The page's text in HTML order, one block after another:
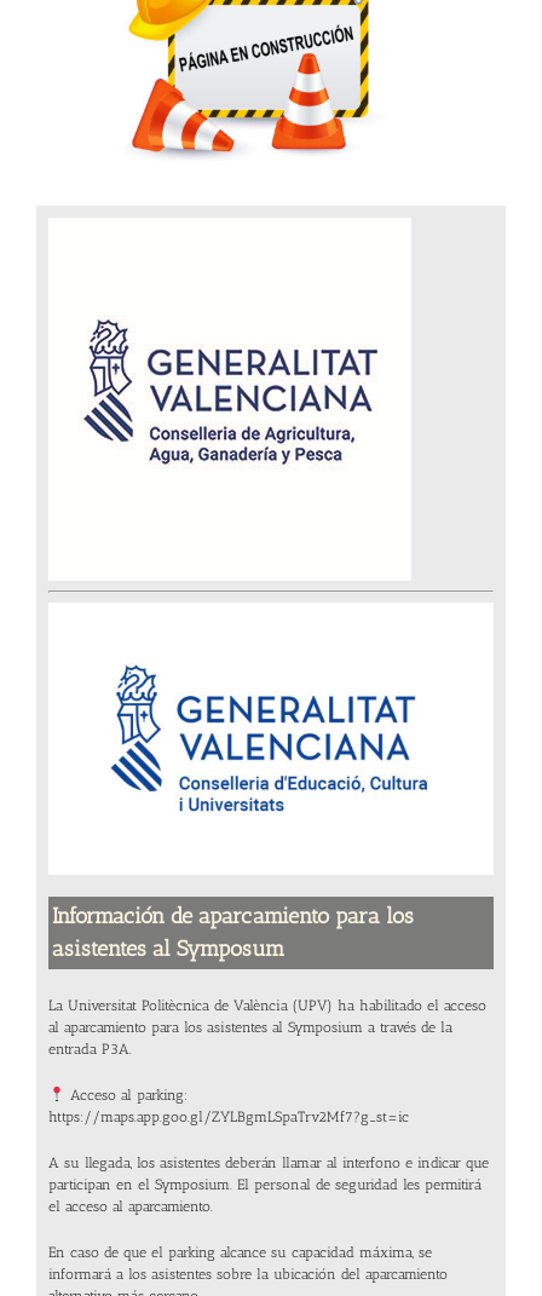
WooCommerce Cart
Información de aparcamiento para los
asistentes al Symposum
La Universitat Politècnica de València (UPV) ha habilitado el acceso
al aparcamiento para los asistentes al Symposium a través de la
entrada P3A.
Acceso al parking:
https://maps.app.goo.gl/ZYLBgmLSpaTrv2Mf7?g_st=ic
A su llegada, los asistentes deberán llamar al interfono e indicar que
participan en el Symposium. El personal de seguridad les permitirá
el acceso al aparcamiento.
En caso de que el parking alcance su capacidad máxima, se
informará a los asistentes sobre la ubicación del aparcamiento